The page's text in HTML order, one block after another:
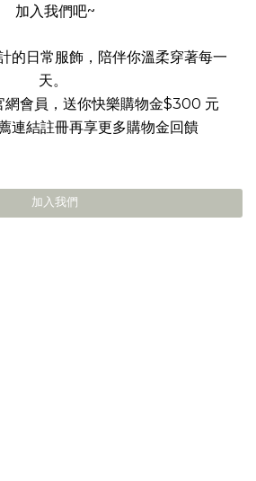
加入我們吧~
的日常服飾，陪伴你溫柔穿著每一
天。
網會員，送你快樂購物金$300 元
連結註冊再享更多購物金回饋
加入我們